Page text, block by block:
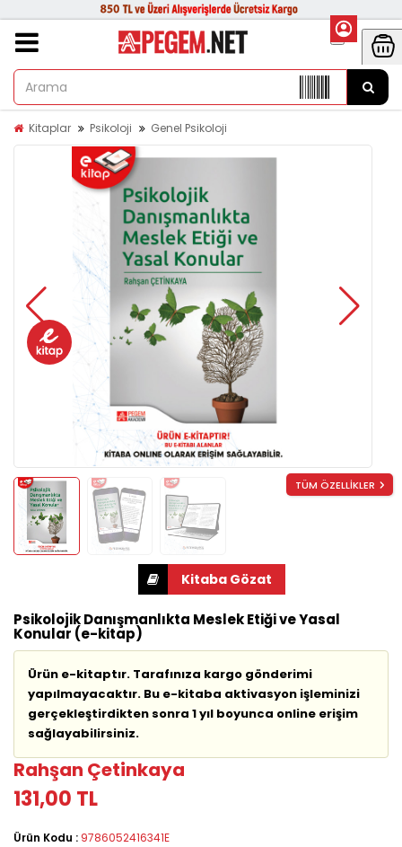
Kitaplar Psikoloji Genel Psikoloji
TÜM ÖZELLİKLER
Psikolojik Danışmanlıkta Meslek Etiği ve Yasal
Konular (e-kitap)
Ürün e-kitaptır. Tarafınıza kargo gönderimi
yapılmayacaktır. Bu e-kitaba aktivasyon işleminizi
gerçekleştirdikten sonra 1 yıl boyunca online erişim
sağlayabilirsiniz.
Rahşan Çetinkaya
131,00 TL
Ürün Kodu : 9786052416341E